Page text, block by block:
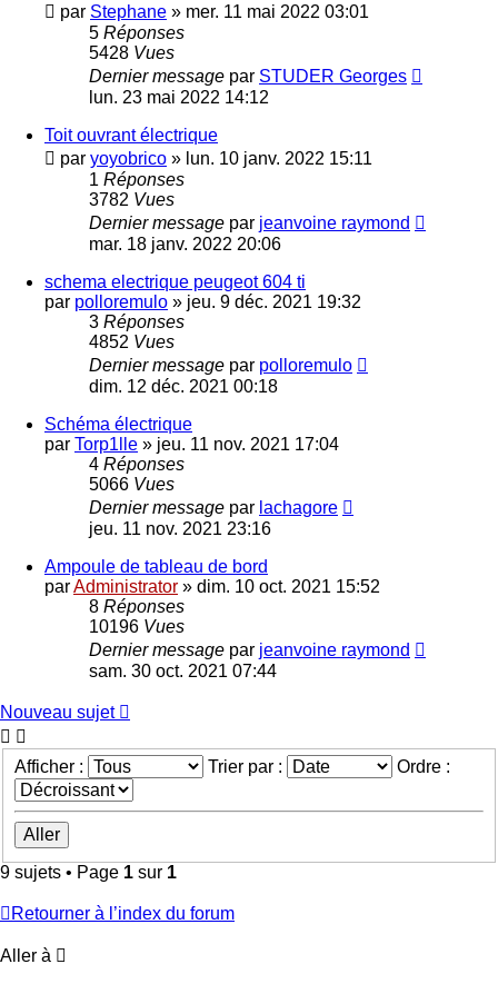
par Stephane » mer. 11 mai 2022 03:01
5 Réponses
5428 Vues
Dernier message par STUDER Georges
lun. 23 mai 2022 14:12
Toit ouvrant électrique
par yoyobrico » lun. 10 janv. 2022 15:11
1 Réponses
3782 Vues
Dernier message par jeanvoine raymond
mar. 18 janv. 2022 20:06
schema electrique peugeot 604 ti
par polloremulo » jeu. 9 déc. 2021 19:32
3 Réponses
4852 Vues
Dernier message par polloremulo
dim. 12 déc. 2021 00:18
Schéma électrique
par Torp1lle » jeu. 11 nov. 2021 17:04
4 Réponses
5066 Vues
Dernier message par lachagore
jeu. 11 nov. 2021 23:16
Ampoule de tableau de bord
parAdministrator » dim. 10 oct. 2021 15:52
8 Réponses
10196 Vues
Dernier message par jeanvoine raymond
sam. 30 oct. 2021 07:44
Nouveau sujet
Afficher : Trier par : Ordre :
9 sujets • Page 1 sur 1
Retourner à l’index du forum
Aller à